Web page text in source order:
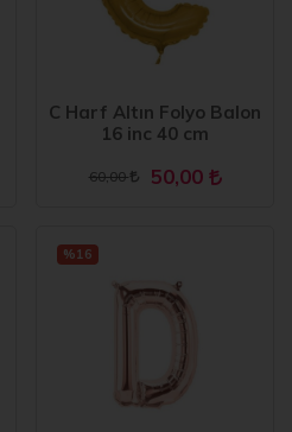
C Harf Altın Folyo Balon
16 inc 40 cm
60,00 50,00
%16